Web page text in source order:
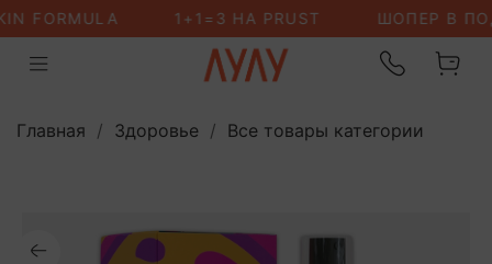
Главная Здоровье Все товары категории